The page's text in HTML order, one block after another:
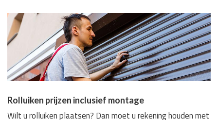
Rolluiken prijzen inclusief montage
Wilt u rolluiken plaatsen? Dan moet u rekening houden met